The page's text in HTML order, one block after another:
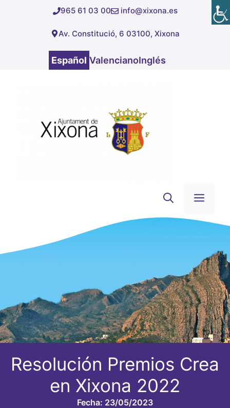
965 61 03 00 info@xixona.es
Av. Constitució, 6 03100, Xixona
Español ValencianoInglés
Resolución Premios Crea
en Xixona 2022
Fecha: 23/05/2023